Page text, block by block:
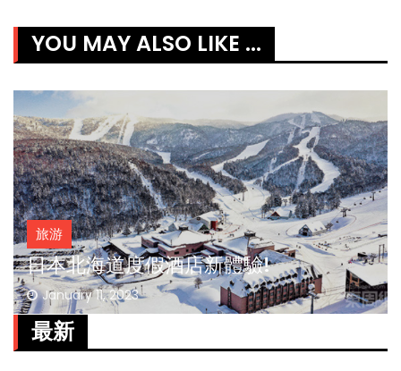
YOU MAY ALSO LIKE ...
旅游
【曼谷攻略】3天2夜泰国曼谷之旅，就
要酱玩！
December 22, 2022
最新